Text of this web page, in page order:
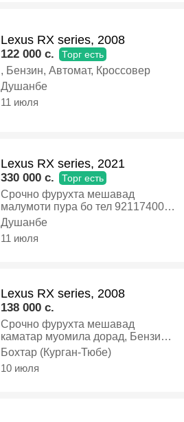
Lexus RX series, 2008
122 000 c. Торг есть
, Бензин, Автомат, Кроссовер
Душанбе
11 июля
Lexus RX series, 2021
330 000 c. Торг есть
Срочно фурухта мешавад
малумоти пура бо тел 921174008,
Бензин, Автомат, Кроссовер
Душанбе
11 июля
Lexus RX series, 2008
138 000 c.
Срочно фурухта мешавад
каматар муомила дорад, Бензин,
Автомат, Кроссовер
Бохтар (Курган-Тюбе)
10 июля